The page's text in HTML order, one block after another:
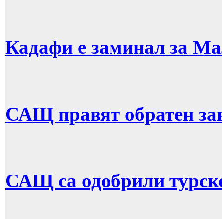
Кадафи е заминал за
САЩ правят обратен
САЩ са одобрили